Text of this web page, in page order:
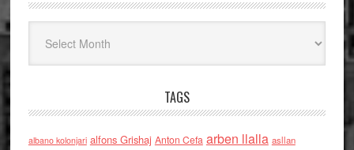
TAGS
albano kolonjari alfons Grishaj Anton Cefa arben llalla asllan